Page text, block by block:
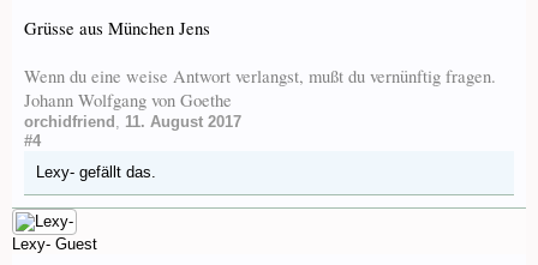
Grüsse aus München Jens
Wenn du eine weise Antwort verlangst, mußt du vernünftig fragen.
Johann Wolfgang von Goethe
orchidfriend , 11. August 2017
#4
Lexy- gefällt das.
Lexy- Guest